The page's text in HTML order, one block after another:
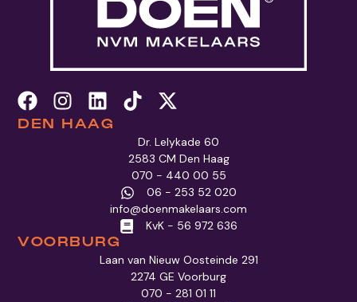
DEN HAAG
Dr. Lelykade 60
2583 CM Den Haag
070 - 440 00 55
06 - 253 52 020
info@doenmakelaars.com
KvK - 56 972 636
VOORBURG
Laan van Nieuw Oosteinde 291
2274 GE Voorburg
070 - 281 01 11